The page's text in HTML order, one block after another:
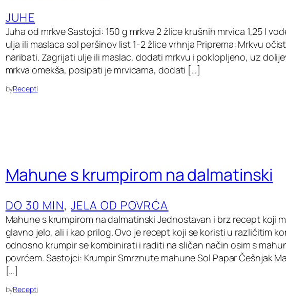
JUHE
Juha od mrkve Sastojci: 150 g mrkve 2 žlice krušnih mrvica 1,25 l
ulja ili maslaca sol peršinov list 1-2 žlice vrhnja Priprema: Mrkvu
naribati. Zagrijati ulje ili maslac, dodati mrkvu i poklopljeno, uz
mrkva omekša, posipati je mrvicama, dodati […]
byRecepti
Mahune s krumpirom na dalmatinski
DO 30 MIN, JELA OD POVRĆA
Mahune s krumpirom na dalmatinski Jednostavan i brz recept koji
glavno jelo, ali i kao prilog. Ovo je recept koji se koristi u različitim
odnosno krumpir se kombinirati i raditi na sličan način osim s
povrćem. Sastojci: Krumpir Smrznute mahune Sol Papar Češnjak
[…]
byRecepti